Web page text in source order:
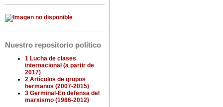
Nuestro repositorio político
1 Lucha de clases
internacional (a partir de
2017)
2 Artículos de grupos
hermanos (2007-2015)
3 Germinal-En defensa del
marxismo (1986-2012)